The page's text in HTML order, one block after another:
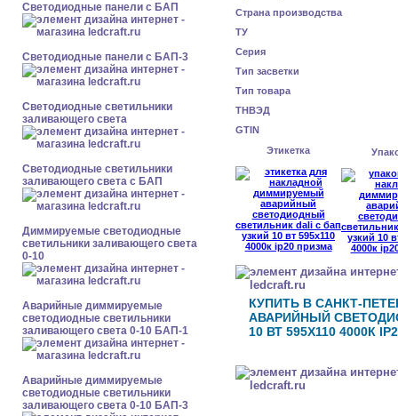
Cветодиодные панели с БАП
Cветодиодные панели с БАП-3
Светодиодные светильники
заливающего света
Светодиодные светильники
заливающего света с БАП
Диммируемые светодиодные
светильники заливающего света
0-10
Аварийные диммируемые
светодиодные светильники
заливающего света 0-10 БАП-1
Аварийные диммируемые
светодиодные светильники
заливающего света 0-10 БАП-3
Страна производства
ТУ
Серия
Тип засветки
Тип товара
ТНВЭД
GTIN
Этикетка
КУПИТЬ В САНКТ-
АВАРИЙНЫЙ
10 ВТ 595X110 4000К